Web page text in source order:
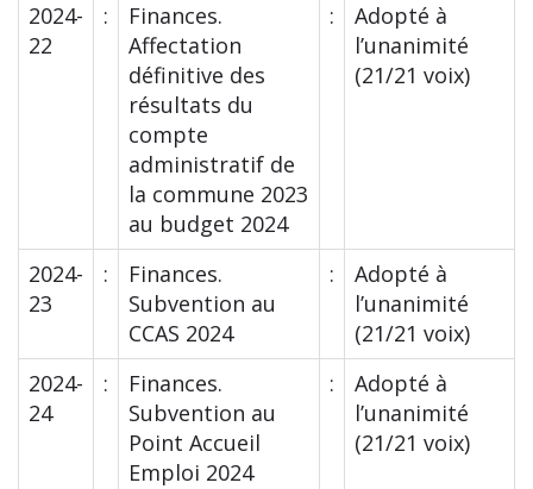
2024-
22
:
Finances.
Affectation
définitive des
résultats du
compte
administratif de
la commune 2023
au budget 2024
:
Adopté à
l’unanimité
(21/21 voix)
2024-
23
:
Finances.
Subvention au
CCAS 2024
:
Adopté à
l’unanimité
(21/21 voix)
2024-
24
:
Finances.
Subvention au
Point Accueil
Emploi 2024
:
Adopté à
l’unanimité
(21/21 voix)